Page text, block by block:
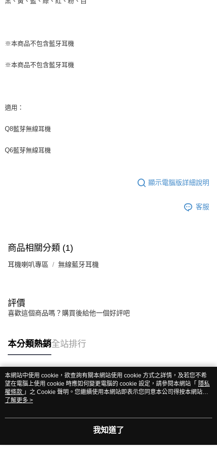
※本商品不包含藍牙耳機
※本商品不包含藍牙耳機
適用：
Q8藍芽無線耳機
Q6藍芽無線耳機
顯示電腦版詳細說明
客服
商品相關分類 (1)
耳機喇叭專區 無線藍牙耳機
評價
喜歡這個商品嗎？購買後給他一個好評吧
本分類熱銷全站排行
熱門標籤
本網站中使用 cookie，欲查詢有關本網站使用 cookie 方式之詳情，及若您不希
望在電腦上使用 cookie 時應如何變更電腦的 cookie 設定，請參閱本網站「 隱私
權條款 」之 Cookie 聲明。您繼續使用本網站即表示您同意本公司得按本網站使
用條款之 Cookie 聲明使用 cookie。
了解更多 >
我知道了